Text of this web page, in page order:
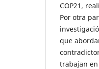
COP21,
Por otra
que
trabajan